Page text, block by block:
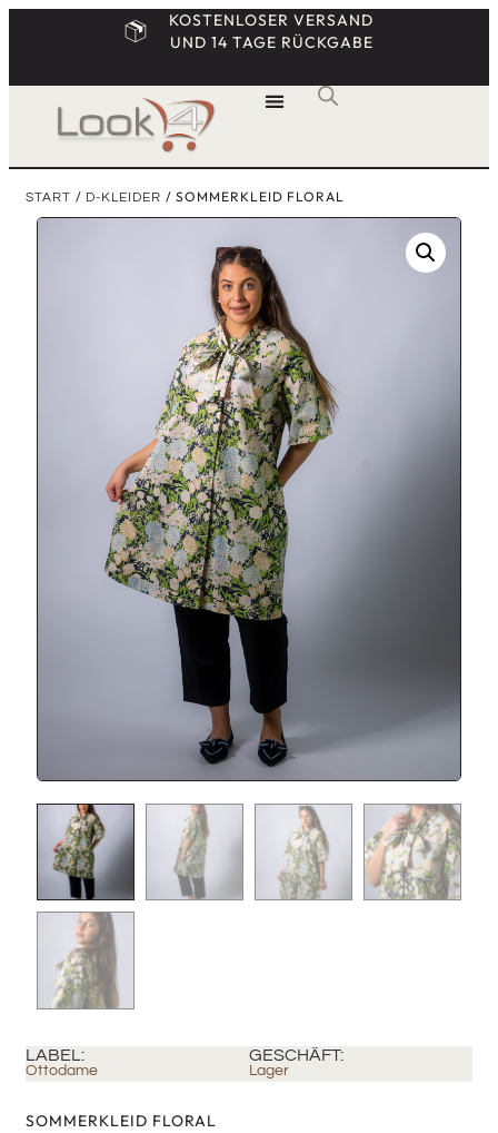
KOSTENLOSER VERSAND
UND 14 TAGE RÜCKGABE
START / D-KLEIDER / SOMMERKLEID FLORAL
LABEL: GESCHÄFT:
Ottodame Lager
SOMMERKLEID FLORAL